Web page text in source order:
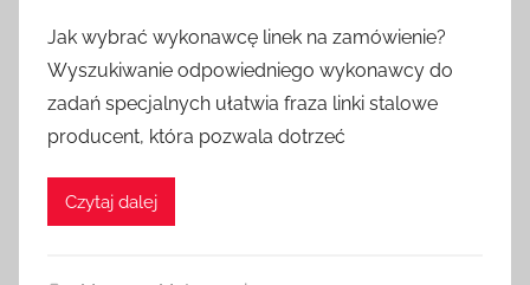
z
e
z
a
Jak wybrać wykonawcę linek na zamówienie?
Wyszukiwanie odpowiedniego wykonawcy do
zadań specjalnych ułatwia fraza linki stalowe
producent, która pozwala dotrzeć
Czytaj dalej